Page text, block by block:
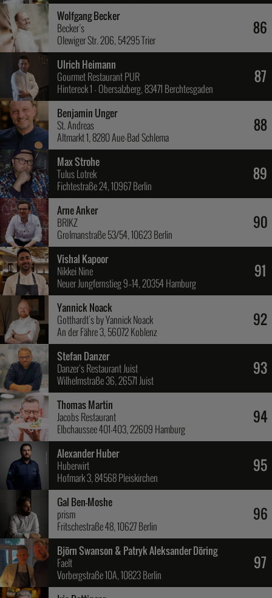
86
Wolfgang Becker
Becker´s
Olewiger Str. 206, 54295 Trier
87
Ulrich Heimann
Gourmet Restaurant PUR
Hintereck 1 - Obersalzberg, 83471 Berchtesgaden
88
Benjamin Unger
St. Andreas
Altmarkt 1, 8280 Aue-Bad Schlema
89
Max Strohe
Tulus Lotrek
Fichtestraße 24, 10967 Berlin
90
Arne Anker
BRIKZ
Grolmanstraße 53/54, 10623 Berlin
91
Vishal Kapoor
Nikkei Nine
Neuer Jungfernstieg 9–14, 20354 Hamburg
92
Yannick Noack
Gotthardt's by Yannick Noack
An der Fähre 3, 56072 Koblenz
93
Stefan Danzer
Danzer‘s Restaurant Juist
Wilhelmstraße 36, 26571 Juist
94
Thomas Martin
Jacobs Restaurant
Elbchaussee 401-403, 22609 Hamburg
95
Alexander Huber
Huberwirt
Hofmark 3, 84568 Pleiskirchen
96
Gal Ben-Moshe
prism
Fritschestraße 48, 10627 Berlin
97
Björn Swanson & Patryk Aleksander Döring
Faelt
Vorbergstraße 10A, 10823 Berlin